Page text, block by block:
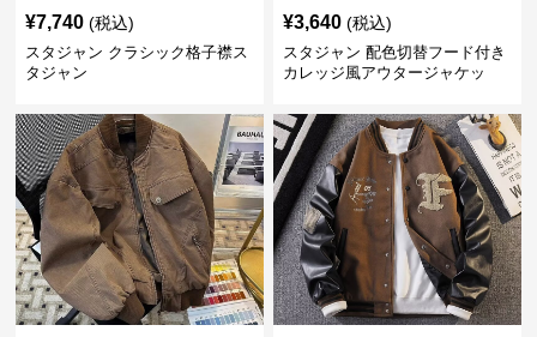
¥7,740 (税込)
スタジャン クラシック格子襟ス
タジャン
¥3,640 (税込)
スタジャン 配色切替フード付き
カレッジ風アウタージャケッ